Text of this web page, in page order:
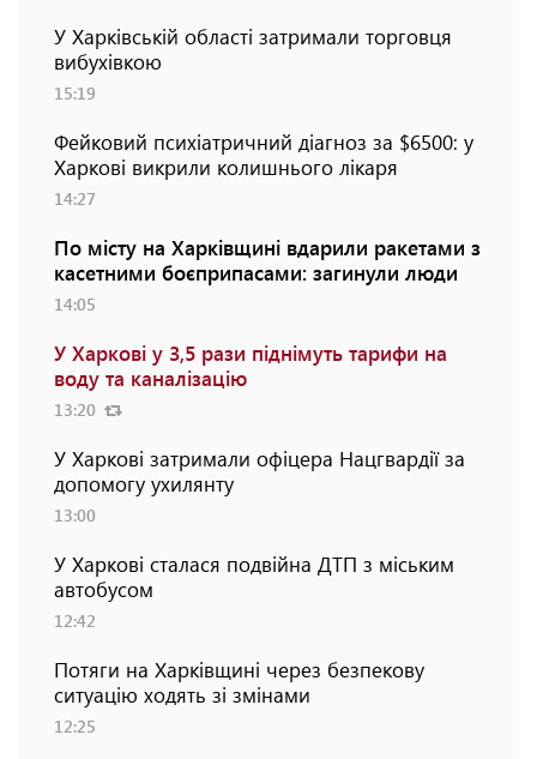
У Харківській області затримали торговця
вибухівкою
15:19
Фейковий психіатричний діагноз за $6500: у
Харкові викрили колишнього лікаря
14:27
По місту на Харківщині вдарили ракетами з
касетними боєприпасами: загинули люди
14:05
У Харкові у 3,5 рази піднімуть тарифи на
воду та каналізацію
13:20
У Харкові затримали офіцера Нацгвардії за
допомогу ухилянту
13:00
У Харкові сталася подвійна ДТП з міським
автобусом
12:42
Потяги на Харківщині через безпекову
ситуацію ходять зі змінами
12:25